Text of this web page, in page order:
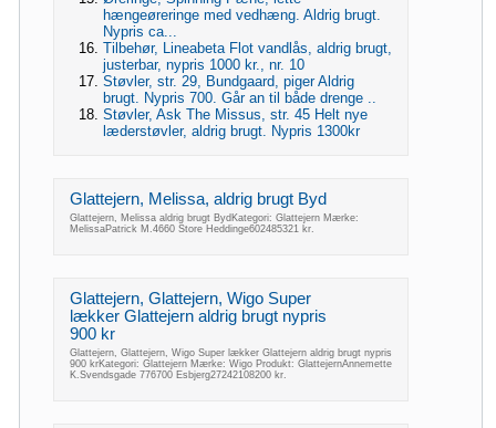
hængeøreringe med vedhæng. Aldrig brugt.
Nypris ca...
Tilbehør, Lineabeta Flot vandlås, aldrig brugt,
justerbar, nypris 1000 kr., nr. 10
Støvler, str. 29, Bundgaard, piger Aldrig
brugt. Nypris 700. Går an til både drenge ..
Støvler, Ask The Missus, str. 45 Helt nye
læderstøvler, aldrig brugt. Nypris 1300kr
Glattejern, Melissa, aldrig brugt Byd
Glattejern, Melissa aldrig brugt BydKategori: Glattejern Mærke:
MelissaPatrick M.4660 Store Heddinge602485321 kr.
Glattejern, Glattejern, Wigo Super
lækker Glattejern aldrig brugt nypris
900 kr
Glattejern, Glattejern, Wigo Super lækker Glattejern aldrig brugt nypris
900 krKategori: Glattejern Mærke: Wigo Produkt: GlattejernAnnemette
K.Svendsgade 776700 Esbjerg27242108200 kr.